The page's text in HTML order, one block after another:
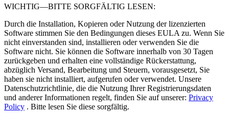
WICHTIG—BITTE SORGFÄLTIG LESEN:
Durch die Installation, Kopieren oder Nutzung der lizenzierten
Software stimmen Sie den Bedingungen dieses EULA zu. Wenn Sie
nicht einverstanden sind, installieren oder verwenden Sie die
Software nicht. Sie können die Software innerhalb von 30 Tagen
zurückgeben und erhalten eine vollständige Rückerstattung,
abzüglich Versand, Bearbeitung und Steuern, vorausgesetzt, Sie
haben sie nicht installiert, aufgerufen oder verwendet. Unsere
Datenschutzrichtlinie, die die Nutzung Ihrer Registrierungsdaten
und anderer Informationen regelt, finden Sie auf unserer: Privacy
Policy . Bitte lesen Sie diese sorgfältig.